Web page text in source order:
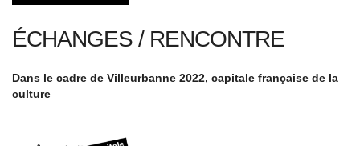
ÉCHANGES / RENCONTRE
Dans le cadre de Villeurbanne 2022, capitale française de la
culture